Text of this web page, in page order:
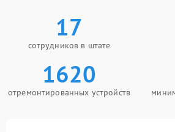
17
сотрудников в штате
1620
отремонтированных устройств